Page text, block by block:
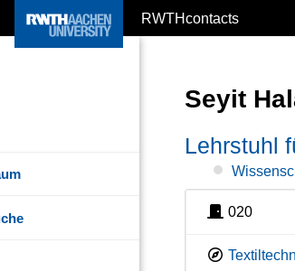
RWTHcontacts
Seyit
Lehrstuhl
020